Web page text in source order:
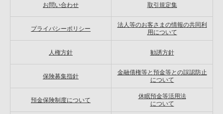
お問い合わせ 取引規定集
プライバシーポリシー
法人等のお客さまの情報の共同利
用について
人権方針 勧誘方針
保険募集指針
金融債権等と預金等との誤認防止
について
預金保険制度について
休眠預金等活用法
について